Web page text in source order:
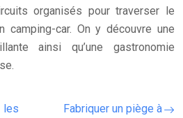
organisés pour traverser le
car. On y découvre une
ainsi qu’une gastronomie
Fabriquer un piège à